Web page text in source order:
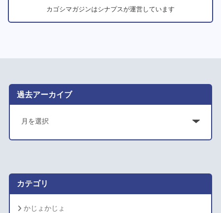
カゴシマガジンはシナプスが運営しています
過去アーカイブ
ア
カ
カテゴリ
かじょかじょ